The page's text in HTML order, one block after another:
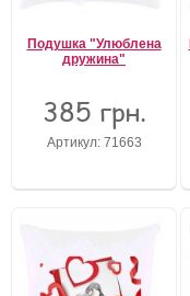
Подушка "Улюблена
дружина"
385 грн.
Артикул: 71663